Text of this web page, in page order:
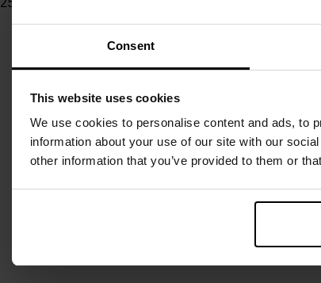
Consent
This website uses cookies
We use cookies to personalise content and ads, to
information about your use of our site with our
other information that you’ve provided to them or